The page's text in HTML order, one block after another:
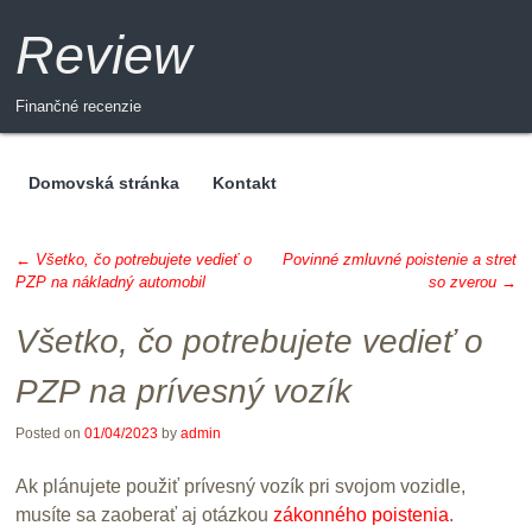
Review
Finančné recenzie
Domovská stránka Kontakt
Post navigation
← Všetko, čo potrebujete vedieť o
PZP na nákladný automobil
Povinné zmluvné poistenie a stret
so zverou →
Všetko, čo potrebujete vedieť o
PZP na prívesný vozík
Posted on 01/04/2023by admin
Ak plánujete použiť prívesný vozík pri svojom vozidle,
musíte sa zaoberať aj otázkou zákonného poistenia.